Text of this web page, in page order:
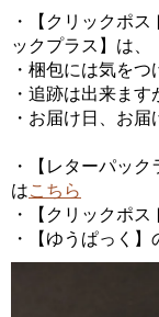
・【クリックポ
ックプラス】は、
・梱包には気を
・追跡は出来ま
・お届け日、お
・【レターパッ
はこちら
・【クリックポ
・【ゆうぱっく】